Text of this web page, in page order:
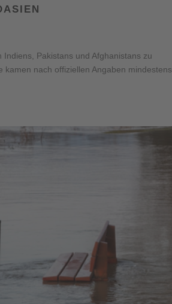
Pakistans und Afghanistans zu
nach offiziellen Angaben mindestens